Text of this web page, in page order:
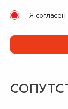
Я согласен